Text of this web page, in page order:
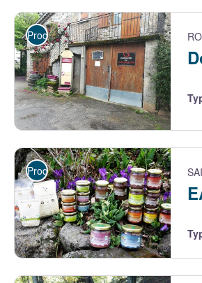
Salel et Renaud - Salel et Renaud
local de dégustation - Domaine du
Producteurs
La Forêt du Puy - Produits en vente 4 -
Producteurs